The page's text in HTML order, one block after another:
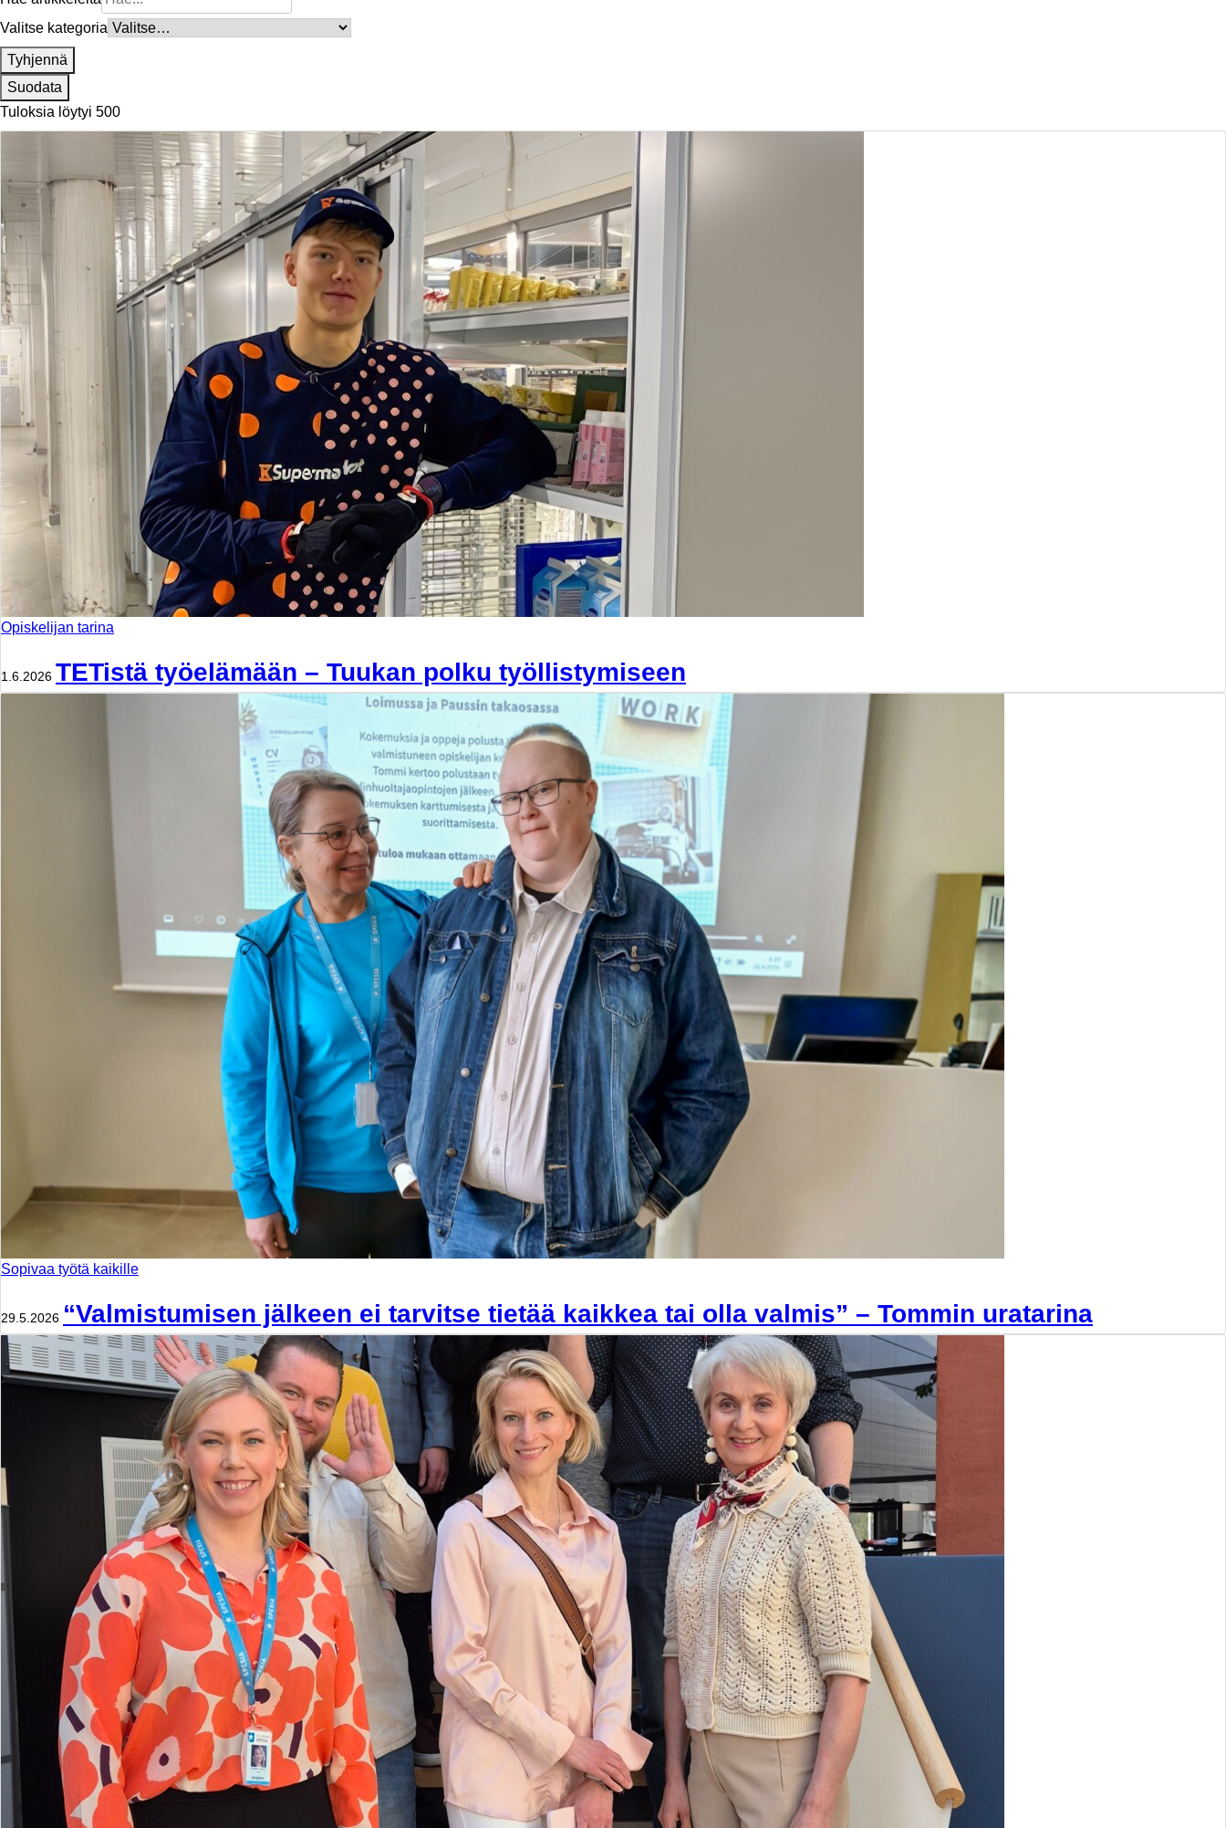
Valitse kategoria
Tyhjennä
Suodata
Tuloksia löytyi 500
Opiskelijan tarina
1.6.2026 TETistä työelämään – Tuukan polku työllistymiseen
Sopivaa työtä kaikille
29.5.2026 “Valmistumisen jälkeen ei tarvitse tietää kaikkea tai olla valmis” – Tommin uratarina